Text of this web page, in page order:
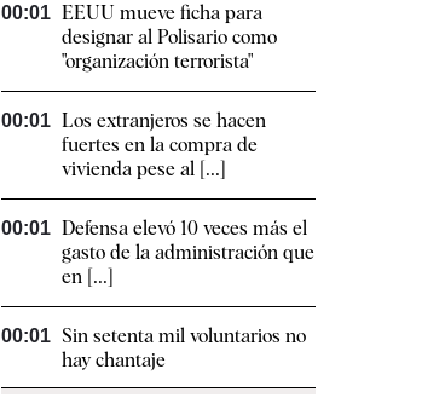
00:01 EEUU mueve ficha para
designar al Polisario como
"organización terrorista"
00:01 Los extranjeros se hacen
fuertes en la compra de
vivienda pese al [...]
00:01 Defensa elevó 10 veces más el
gasto de la administración que
en [...]
00:01 Sin setenta mil voluntarios no
hay chantaje